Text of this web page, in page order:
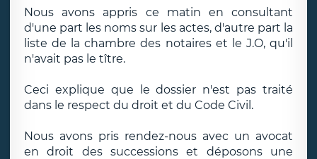
Nous avons appris ce matin en consultant
d'une part les noms sur les actes, d'autre part la
liste de la chambre des notaires et le J.O, qu'il
n'avait pas le tître.
Ceci explique que le dossier n'est pas traité
dans le respect du droit et du Code Civil.
Nous avons pris rendez-nous avec un avocat
en droit des successions et déposons une